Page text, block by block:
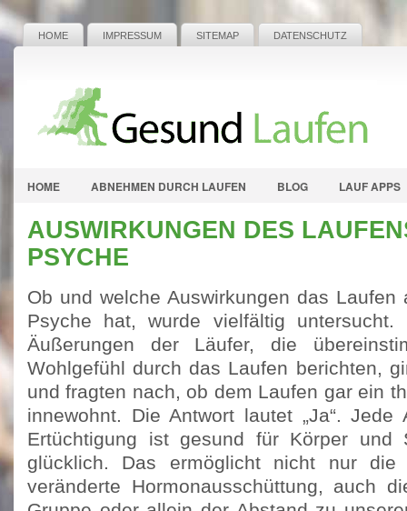
HOME IMPRESSUM SITEMAP DATENSCHUTZ
HOME ABNEHMEN DURCH LAUFEN BLOG LAUF APPS
AUSWIRKUNGEN DES
PSYCHE
Ob und welche Auswirkungen das Laufen
Psyche hat, wurde vielfältig untersucht.
Äußerungen der Läufer, die
Wohlgefühl durch das Laufen berichten,
und fragten nach, ob dem Laufen gar ein
innewohnt. Die Antwort lautet „Ja“. Jede
Ertüchtigung ist gesund für Körper und
glücklich. Das ermöglicht nicht nur die
veränderte Hormonausschüttung, auch